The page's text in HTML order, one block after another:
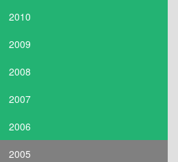
2010
2009
2008
2007
2006
2005